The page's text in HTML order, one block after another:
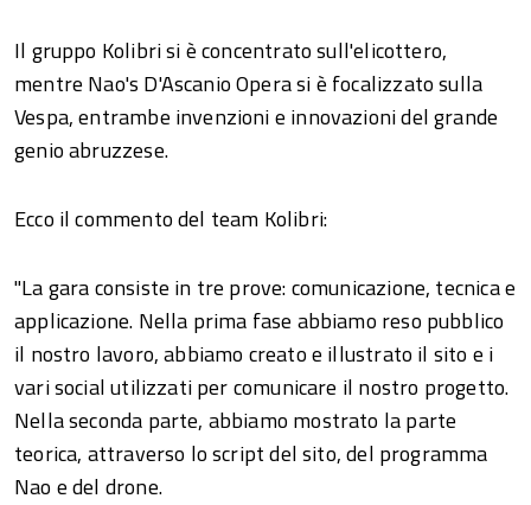
Il gruppo Kolibri si è concentrato sull'elicottero,
mentre Nao's D'Ascanio Opera si è focalizzato sulla
Vespa, entrambe invenzioni e innovazioni del grande
genio abruzzese.
Ecco il commento del team Kolibri:
"La gara consiste in tre prove: comunicazione, tecnica e
applicazione. Nella prima fase abbiamo reso pubblico
il nostro lavoro, abbiamo creato e illustrato il sito e i
vari social utilizzati per comunicare il nostro progetto.
Nella seconda parte, abbiamo mostrato la parte
teorica, attraverso lo script del sito, del programma
Nao e del drone.